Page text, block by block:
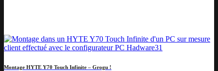
Montage HYTE Y70 Touch Infinite – Grogu !